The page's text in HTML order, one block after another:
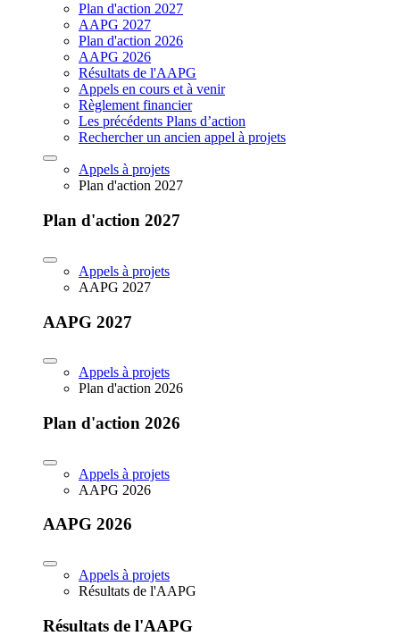
Plan d'action 2027
AAPG 2027
Plan d'action 2026
AAPG 2026
Résultats de l'AAPG
Appels en cours et à venir
Règlement financier
Les précédents Plans d’action
Rechercher un ancien appel à projets
Appels à projets
Plan d'action 2027
Plan d'action 2027
Appels à projets
AAPG 2027
AAPG 2027
Appels à projets
Plan d'action 2026
Plan d'action 2026
Appels à projets
AAPG 2026
AAPG 2026
Appels à projets
Résultats de l'AAPG
Résultats de l'AAPG